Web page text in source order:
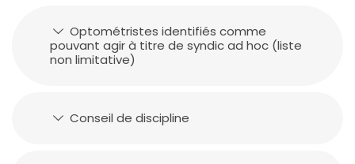
Optométristes identifiés comme
pouvant agir à titre de syndic ad hoc (liste
non limitative)
Conseil de discipline